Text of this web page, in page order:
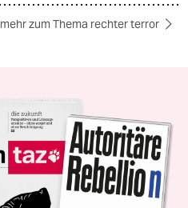
mehr zum Thema rechter terror